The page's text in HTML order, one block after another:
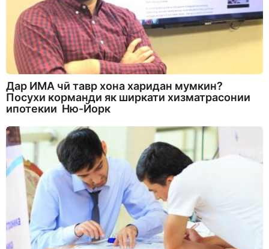
Дар ИМА чӣ тавр хона харидан мумкин?
Посухи корманди як ширкати хизматрасонии
ипотекии Ню-Йорк